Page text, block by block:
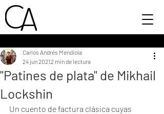
"Patines de plata" de Mikhail
Lockshin
Carlos Andrés Mendiola
24 jun 20212 min de lectura
Un cuento de factura clásica cuyas